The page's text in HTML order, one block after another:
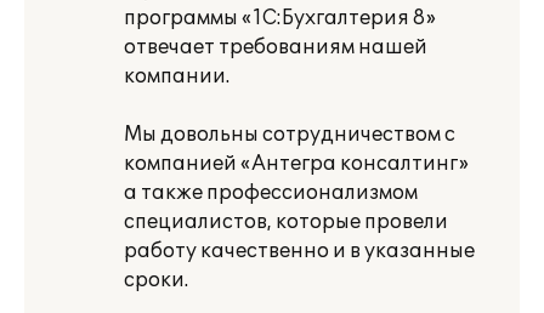
программы «1С:Бухгалтерия 8»
отвечает требованиям нашей
компании.
Мы довольны сотрудничеством с
компанией «Антегра консалтинг»
а также профессионализмом
специалистов, которые провели
работу качественно и в указанные
сроки.